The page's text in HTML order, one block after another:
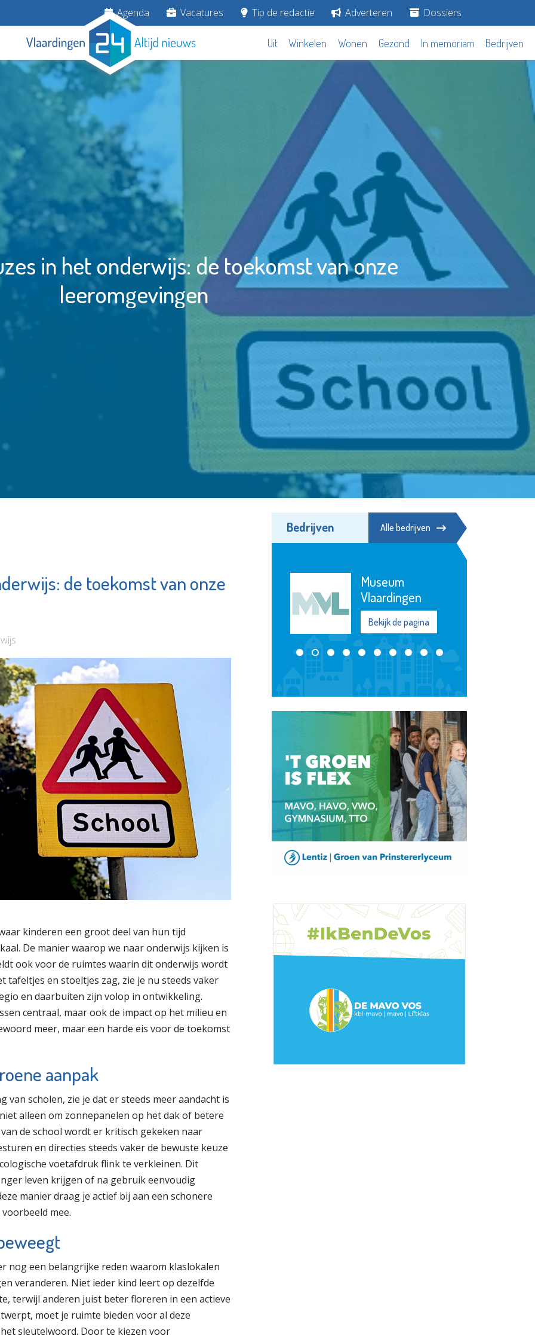
Agenda Vacatures Tip de redactie Adverteren Dossiers
Uit Winkelen Wonen Gezond In memoriam Bedrijven
in het onderwijs: de toekomst van onze
leeromgevingen
de toekomst van onze
kinderen een groot deel van hun tijd
De manier waarop we naar onderwijs kijken is
ook voor de ruimtes waarin dit onderwijs wordt
tafeltjes en stoeltjes zag, zie je nu steeds vaker
en daarbuiten zijn volop in ontwikkeling.
centraal, maar ook de impact op het milieu en
meer, maar een harde eis voor de toekomst
aanpak
scholen, zie je dat er steeds meer aandacht is
alleen om zonnepanelen op het dak of betere
de school wordt er kritisch gekeken naar
en directies steeds vaker de bewuste keuze
voetafdruk flink te verkleinen. Dit
leven krijgen of na gebruik eenvoudig
manier draag je actief bij aan een schonere
mee.
nog een belangrijke reden waarom klaslokalen
veranderen. Niet ieder kind leert op dezelfde
terwijl anderen juist beter floreren in een actieve
moet je ruimte bieden voor al deze
sleutelwoord. Door te kiezen voor
Bedrijven Alle bedrijven
Museum
B&W Re-
integratie
Bekijk de pagina